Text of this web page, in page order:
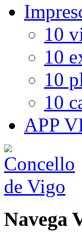
10
10
10
10
APP
Navega